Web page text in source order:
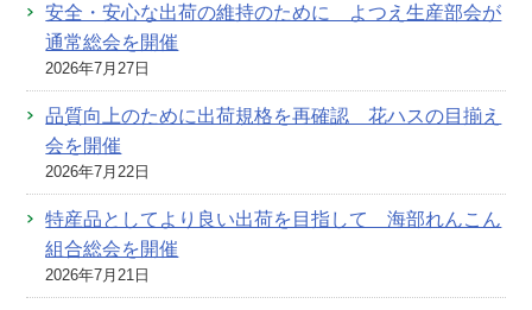
安全・安心な出荷の維持のために よつえ生産部会が
通常総会を開催
2026年7月27日
品質向上のために出荷規格を再確認 花ハスの目揃え
会を開催
2026年7月22日
特産品としてより良い出荷を目指して 海部れんこん
組合総会を開催
2026年7月21日